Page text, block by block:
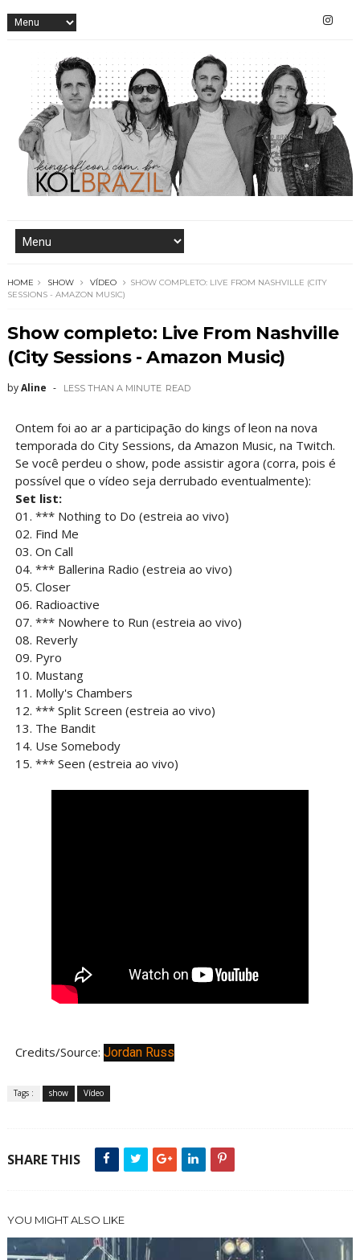
HOME SHOW VÍDEO
SHOW COMPLETO: LIVE FROM NASHVILLE (CITY
SESSIONS - AMAZON MUSIC)
Show completo: Live From Nashville
(City Sessions - Amazon Music)
byAline LESS THAN A MINUTE READ
Ontem foi ao ar a participação do kings of leon na nova
temporada do City Sessions, da Amazon Music, na Twitch.
Se você perdeu o show, pode assistir agora (corra, pois é
possível que o vídeo seja derrubado eventualmente):
Set list:
01. *** Nothing to Do (estreia ao vivo)
02. Find Me
03. On Call
04. *** Ballerina Radio (estreia ao vivo)
05. Closer
06. Radioactive
07. *** Nowhere to Run (estreia ao vivo)
08. Reverly
09. Pyro
10. Mustang
11. Molly's Chambers
12. *** Split Screen (estreia ao vivo)
13. The Bandit
14. Use Somebody
15. *** Seen (estreia ao vivo)
Credits/Source: Jordan Russ
Tags : show Vídeo
SHARE THIS
YOU MIGHT ALSO LIKE